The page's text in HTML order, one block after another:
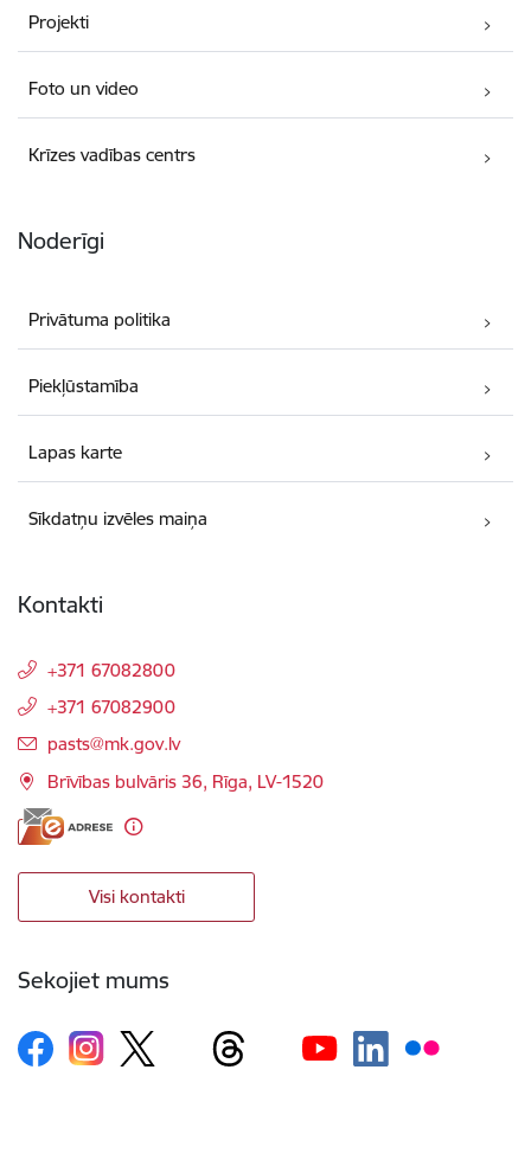
Projekti
Foto un video
Krīzes vadības centrs
Noderīgi
Privātuma politika
Piekļūstamība
Lapas karte
Sīkdatņu izvēles maiņa
Kontakti
+371 67082800
+371 67082900
E-pasts:
pasts@mk.gov.lv
Brīvības bulvāris 36, Rīga, LV-1520
Visi kontakti
Sekojiet mums